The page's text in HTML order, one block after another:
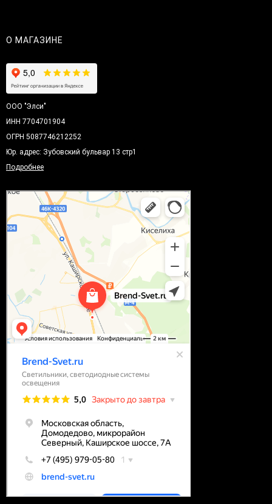
О МАГАЗИНЕ
ООО "Элси"
ИНН 7704701904
ОГРН 5087746212252
Юр. адрес: Зубовский бульвар 13 стр1
Подробнее